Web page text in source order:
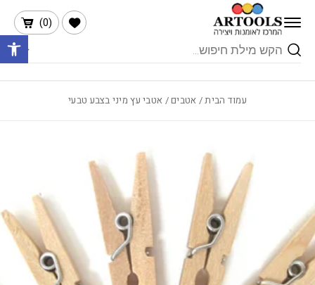
Skip to Content
Products
search
(
0
)
הרשימה שלי
עמוד הבית/ אטבים/ אטבי עץ מיני בצבע טבעי
בחזרה למעלה